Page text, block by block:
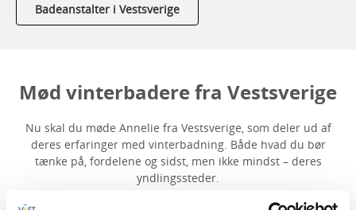
Badeanstalter i Vestsverige
Mød vinterbadere fra Vestsverige
Nu skal du møde Annelie fra Vestsverige, som deler ud af
deres erfaringer med vinterbadning. Både hvad du bør
tænke på, fordelene og sidst, men ikke mindst – deres
yndlingssteder.